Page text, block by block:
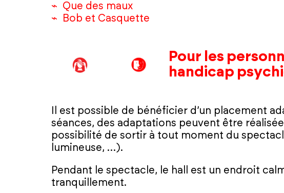
Que des maux
Bob et Casquette
Pour les
handicap
Il est possible de bénéficier d’un placement
séances, des adaptations peuvent être
possibilité de sortir à tout moment du
lumineuse, …).
Pendant le spectacle, le hall est un endroit
tranquillement.